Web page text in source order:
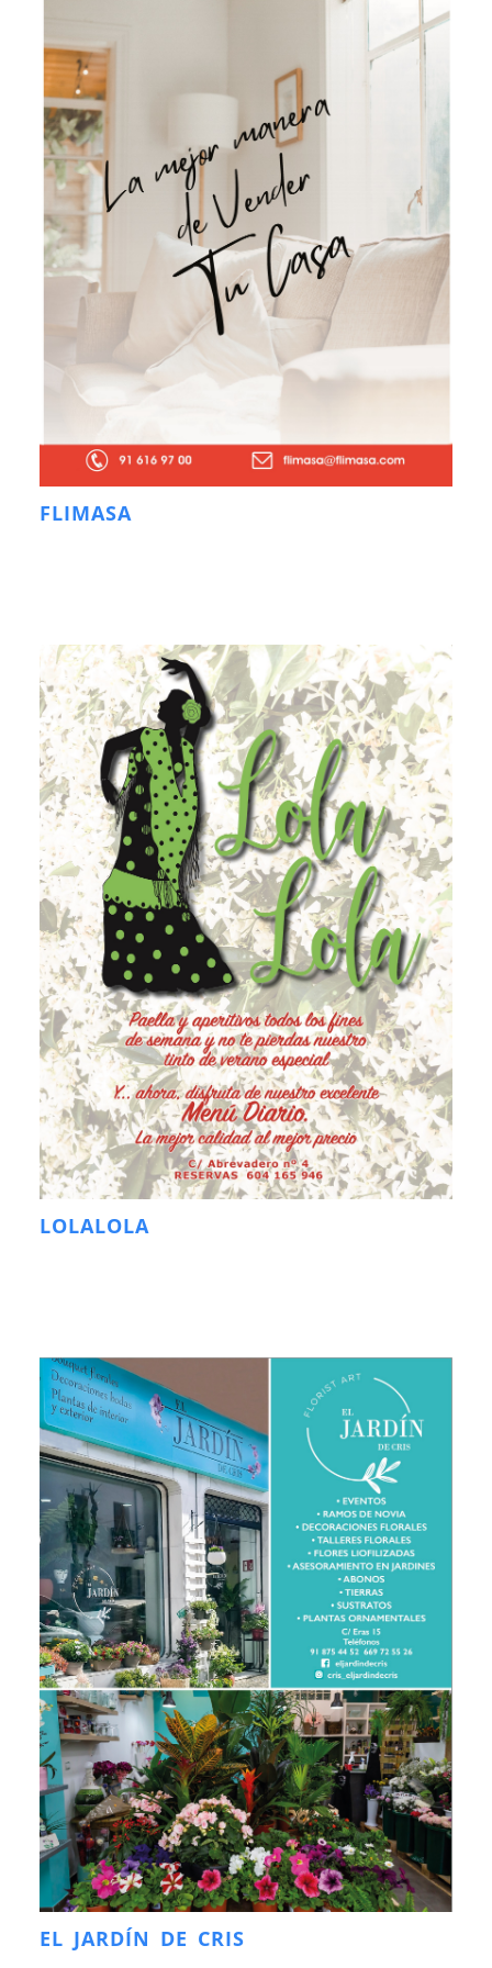
FLIMASA
LOLALOLA
EL JARDÍN DE CRIS